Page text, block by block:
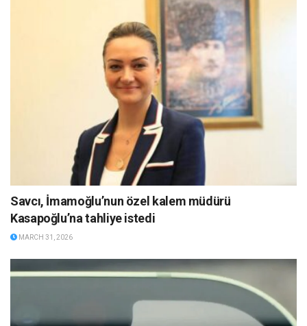
Savcı, İmamoğlu’nun özel kalem müdürü
Kasapoğlu’na tahliye istedi
MARCH 31, 2026